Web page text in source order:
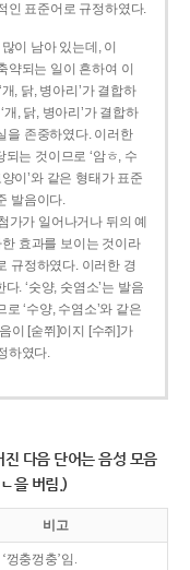
인 표준어로 규정하였다.
이 남아 있는데, 이
약되는 일이 흔하여 이
, 닭, 병아리’가 결합하
개, 닭, 병아리’가 결합하
을 존중하였다. 이러한
되는 것이므로 ‘암ㅎ, 수
이’와 같은 형태가 표준
발음이다.
가가 일어나거나 뒤의 예
효과를 보이는 것이라
규정하였다. 이러한 경
. ‘숫양, 숫염소’는 발음
‘수양, 수염소’와 같은
이 [숟쮜]이지 [수쥐]가
하였다.
다음 단어는 음성 모음
을 버림.)
비고
껑충껑충’임.